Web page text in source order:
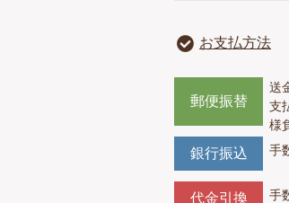
お支払方法
郵便振替
送
支
様
銀行振込 手
代金引換 手